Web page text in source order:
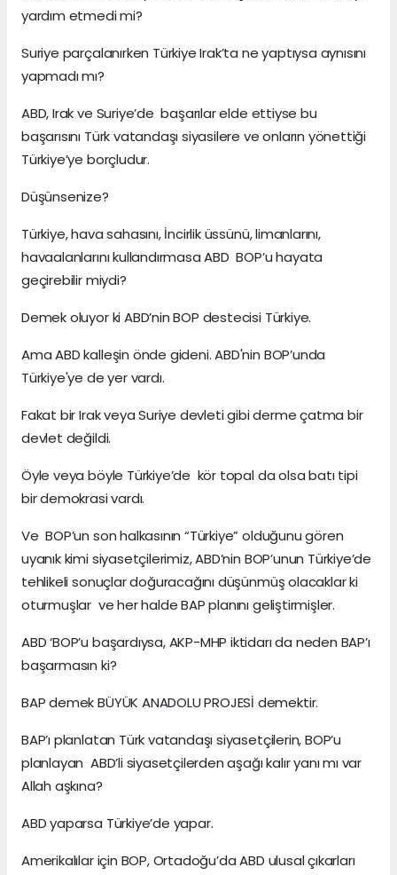
yardım etmedi mi?
Suriye parçalanırken Türkiye Irak’ta ne yaptıysa aynısını
yapmadı mı?
ABD, Irak ve Suriye’de başarılar elde ettiyse bu
başarısını Türk vatandaşı siyasilere ve onların yönettiği
Türkiye’ye borçludur.
Düşünsenize?
Türkiye, hava sahasını, İncirlik üssünü, limanlarını,
havaalanlarını kullandırmasa ABD BOP’u hayata
geçirebilir miydi?
Demek oluyor ki ABD’nin BOP destecisi Türkiye.
Ama ABD kalleşin önde gideni. ABD'nin BOP’unda
Türkiye'ye de yer vardı.
Fakat bir Irak veya Suriye devleti gibi derme çatma bir
devlet değildi.
Öyle veya böyle Türkiye’de kör topal da olsa batı tipi
bir demokrasi vardı.
Ve BOP’un son halkasının “Türkiye” olduğunu gören
uyanık kimi siyasetçilerimiz, ABD’nin BOP’unun Türkiye’de
tehlikeli sonuçlar doğuracağını düşünmüş olacaklar ki
oturmuşlar ve her halde BAP planını geliştirmişler.
ABD ‘BOP’u başardıysa, AKP-MHP iktidarı da neden BAP’ı
başarmasın ki?
BAP demek BÜYÜK ANADOLU PROJESİ demektir.
BAP’ı planlatan Türk vatandaşı siyasetçilerin, BOP’u
planlayan ABD’li siyasetçilerden aşağı kalır yanı mı var
Allah aşkına?
ABD yaparsa Türkiye’de yapar.
Amerikalılar için BOP, Ortadoğu’da ABD ulusal çıkarları